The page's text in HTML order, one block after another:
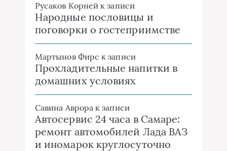
Русаков Корней к записи
Народные пословицы и
поговорки о гостеприимстве
Мартынов Фирс к записи
Прохладительные напитки в
домашних условиях
Савина Аврора к записи
Автосервис 24 часа в Самаре:
ремонт автомобилей Лада ВАЗ
и иномарок круглосуточно